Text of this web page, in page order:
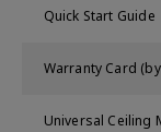
Quick Start Guide
Warranty Card
Universal Ceiling